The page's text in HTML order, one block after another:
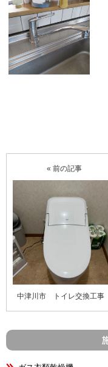
« 前の記事
中津川市 トイレ交換工事